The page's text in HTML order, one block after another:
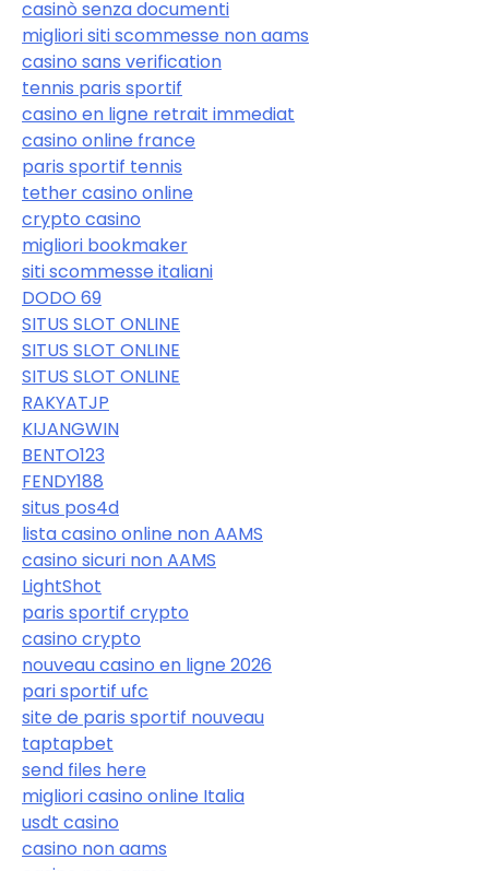
casinò senza documenti
migliori siti scommesse non aams
casino sans verification
tennis paris sportif
casino en ligne retrait immediat
casino online france
paris sportif tennis
tether casino online
crypto casino
migliori bookmaker
siti scommesse italiani
DODO 69
SITUS SLOT ONLINE
SITUS SLOT ONLINE
SITUS SLOT ONLINE
RAKYATJP
KIJANGWIN
BENTO123
FENDY188
situs pos4d
lista casino online non AAMS
casino sicuri non AAMS
LightShot
paris sportif crypto
casino crypto
nouveau casino en ligne 2026
pari sportif ufc
site de paris sportif nouveau
taptapbet
send files here
migliori casino online Italia
usdt casino
casino non aams